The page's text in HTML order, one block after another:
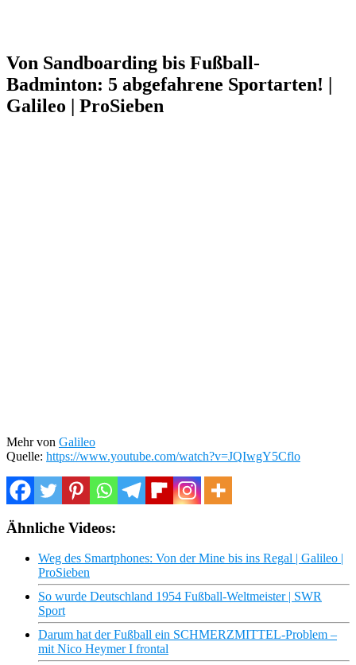
Von Sandboarding bis Fußball-
Badminton: 5 abgefahrene Sportarten! |
Galileo | ProSieben
Mehr von Galileo
Quelle: https://www.youtube.com/watch?v=JQIwgY5Cflo
Ähnliche Videos:
Weg des Smartphones: Von der Mine bis ins Regal | Galileo |
ProSieben
So wurde Deutschland 1954 Fußball-Weltmeister | SWR
Sport
Darum hat der Fußball ein SCHMERZMITTEL-Problem –
mit Nico Heymer I frontal